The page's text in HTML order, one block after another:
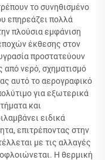
το συνηθισμένο
επηρεάζει πολλά
πλούσια εμφάνιση
έκθεσης στον
προστατεύουν
από νερό, σχηματισμό
αυτό το αερογραφικό
για εξωτερικά
και
ειδικά
επιτρέποντας στην
με τις αλλαγές
Η θερμική